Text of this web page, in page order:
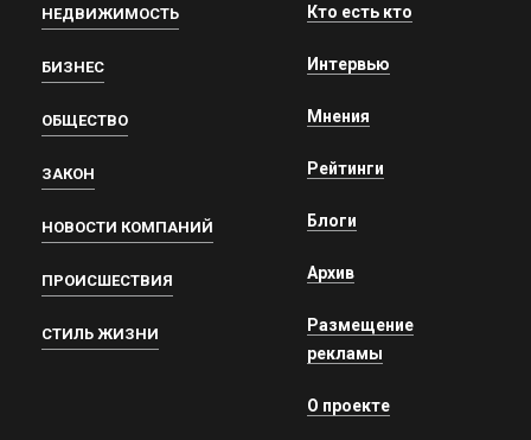
НЕДВИЖИМОСТЬ
БИЗНЕС
ОБЩЕСТВО
ЗАКОН
НОВОСТИ КОМПАНИЙ
ПРОИСШЕСТВИЯ
СТИЛЬ ЖИЗНИ
Кто есть кто
Интервью
Мнения
Рейтинги
Блоги
Архив
Размещение
рекламы
О проекте